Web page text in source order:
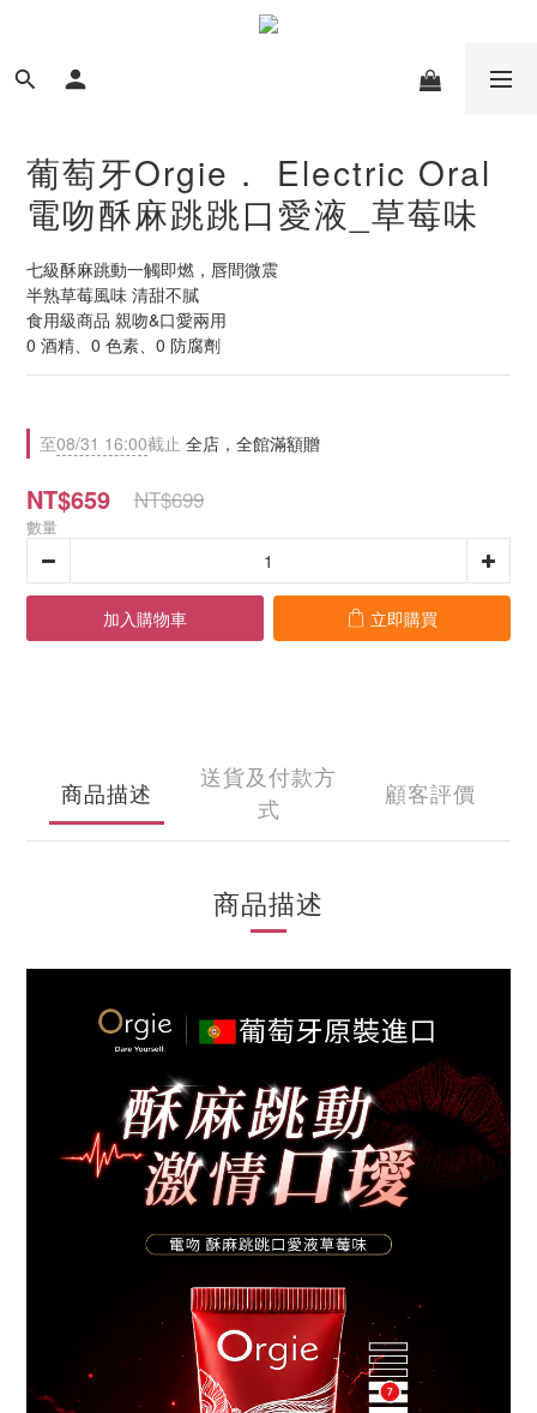
葡萄牙Orgie． Electric Oral
電吻酥麻跳跳口愛液_草莓味
七級酥麻跳動一觸即燃，唇間微震
半熟草莓風味 清甜不膩
食用級商品 親吻&口愛兩用
0 酒精、0 色素、0 防腐劑
至08/31 16:00截止 全店，全館滿額贈
NT$659 NT$699
數量
加入購物車 立即購買
商品描述
送貨及付款方
式
顧客評價
商品描述